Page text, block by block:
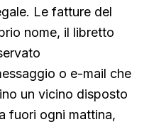
Le fatture del
nome, il libretto
o e-mail che
un vicino disposto
fuori ogni mattina,